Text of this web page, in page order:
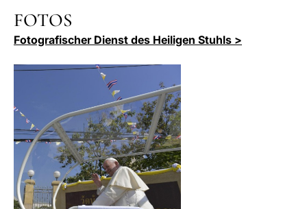
FOTOS
Fotografischer Dienst des Heiligen Stuhls >